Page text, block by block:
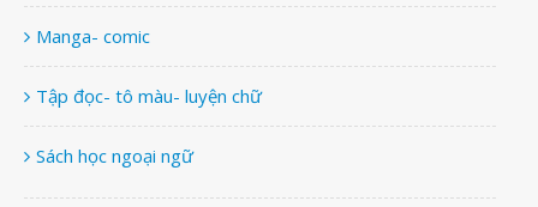
Manga- comic
Tập đọc- tô màu- luyện chữ
Sách học ngoại ngữ